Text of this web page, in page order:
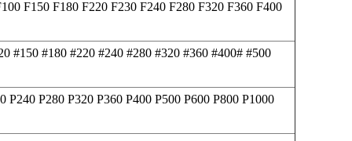
F150 F180 F220 F230 F240 F280 F320 F360 F400
#150 #180 #220 #240 #280 #320 #360 #400# #500
P240 P280 P320 P360 P400 P500 P600 P800 P1000